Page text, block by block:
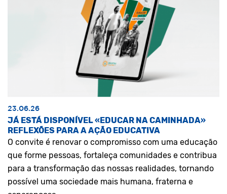
23.06.26
JÁ ESTÁ DISPONÍVEL «EDUCAR NA CAMINHADA»
REFLEXÕES PARA A AÇÃO EDUCATIVA
O convite é renovar o compromisso com uma educação
que forme pessoas, fortaleça comunidades e contribua
para a transformação das nossas realidades, tornando
possível uma sociedade mais humana, fraterna e